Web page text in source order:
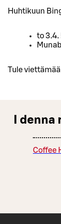
Huhtikuun
to 3.4.
Tule
I
Coffee